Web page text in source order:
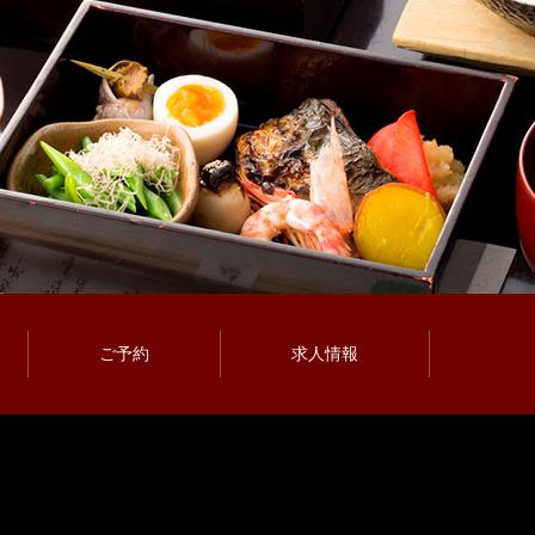
ご予約 求人情報